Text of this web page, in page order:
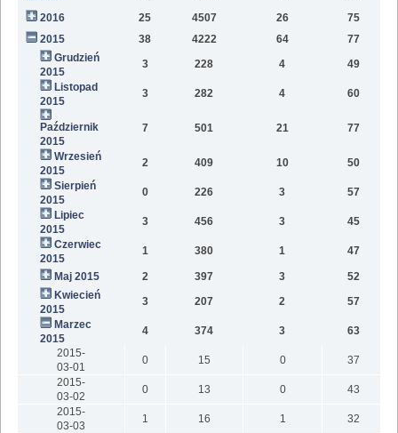
2016
25 4507 26
75
2015
38 4222 64
77
Grudzień
2015
3 228 4
49
Listopad
2015
3 282 4 60
Październik
2015
7 501 21 77
Wrzesień
2015
2 409 10
50
Sierpień
2015
0 226 3
57
Lipiec
2015
3 456 3
45
Czerwiec
2015
1 380 1 47
Maj 2015 2 397 3
52
Kwiecień
2015
3 207 2
57
Marzec
2015
4 374 3
63
2015-
03-01
0 15 0
37
2015-
03-02
0 13 0
43
2015-
03-03
1 16 1
32